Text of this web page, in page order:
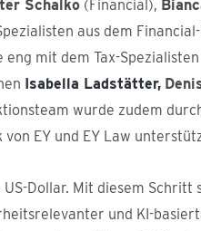
Schalko (Financial),
aus dem
eng mit dem Tax-Spezialisten
Isabella Ladstätter,
wurde zudem
EY und EY Law
Dollar. Mit diesem Schritt
und KI-